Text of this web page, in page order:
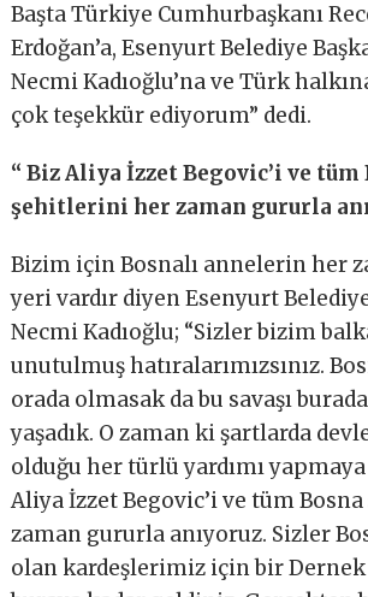
Başta Türkiye Cumhurbaşkanı
Erdoğan’a, Esenyurt Belediye
Necmi Kadıoğlu’na ve Türk
çok teşekkür ediyorum” dedi.
“ Biz Aliya İzzet Begovic’i ve tüm
şehitlerini her zaman gururla
Bizim için Bosnalı annelerin her
yeri vardır diyen Esenyurt
Necmi Kadıoğlu; “Sizler bizim
unutulmuş hatıralarımızsınız.
orada olmasak da bu savaşı
yaşadık. O zaman ki şartlarda
olduğu her türlü yardımı yapmaya
Aliya İzzet Begovic’i ve tüm
zaman gururla anıyoruz. Sizler
olan kardeşlerimiz için bir